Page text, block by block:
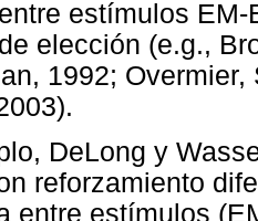
estímulos
elección (e.g.,
1992;
DeLong y
reforzamiento
entre estímulos